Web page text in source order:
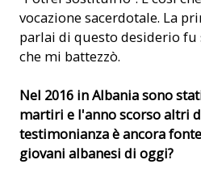
vocazione sacerdotale. La
parlai di questo desiderio
che mi battezzò.
Nel 2016 in Albania sono
martiri e l'anno scorso altri
testimonianza è ancora
giovani albanesi di oggi?